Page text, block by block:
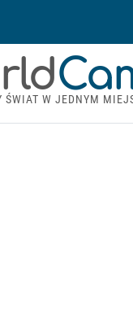
ŚWIAT W JEDNYM